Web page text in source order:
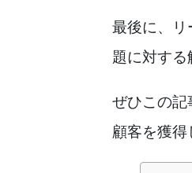
最後に、リ
題に対する
ぜひこの記
顧客を獲得